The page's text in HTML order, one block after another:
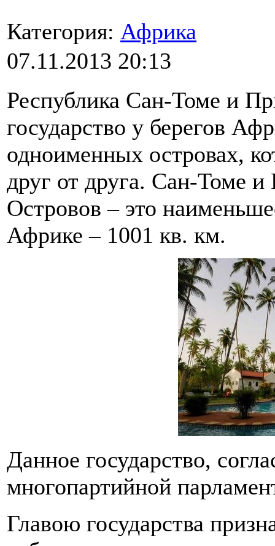
Категория: Африка
07.11.2013 20:13
Республика Сан-Томе и
государство у берегов
одноименных островах,
друг от друга. Сан-Томе
Островов – это
Африке – 1001 кв. км.
Данное государство,
многопартийной
Главою государства